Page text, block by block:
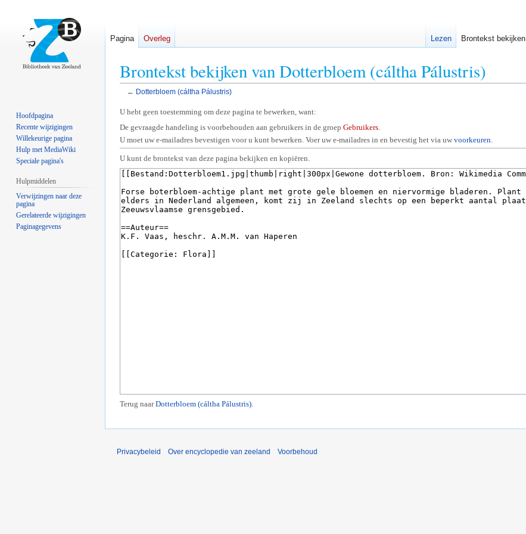
Brontekst bekijken van Dotterbloem (cáltha Pálustris)
← Dotterbloem (cáltha Pálustris)
Naar
navigatie
springen
Naar
zoeken
springen
U hebt geen toestemming om deze pagina te bewerken, want:
De gevraagde handeling is voorbehouden aan gebruikers in de groep Gebruikers.
U moet uw e-mailadres bevestigen voor u kunt bewerken. Voer uw e-mailadres in en bevestig het via uw voorkeuren.
U kunt de brontekst van deze pagina bekijken en kopiëren.
Terug naarDotterbloem (cáltha Pálustris).
Pagina Overleg Lezen Brontekst bekijken
Hoofdpagina
Recente wijzigingen
Willekeurige pagina
Hulp met MediaWiki
Speciale pagina's
Hulpmiddelen
Verwijzingen naar deze
pagina
Gerelateerde wijzigingen
Paginagegevens
Privacybeleid Over encyclopedie van zeeland Voorbehoud